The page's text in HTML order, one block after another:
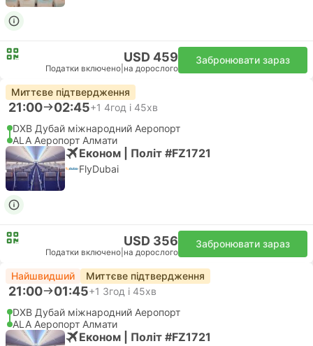
USD 459
Податки включено на дорослого
Забронювати зараз
Миттєве підтвердження
21:00 02:45+1 4год і 45хв
DXB Дубай міжнародний Аеропорт
ALA Аеропорт Алмати
Економ | Політ #FZ1721
FlyDubai
USD 356
Податки включено на дорослого
Забронювати зараз
Найшвидший Миттєве підтвердження
21:00 01:45+1 3год і 45хв
DXB Дубай міжнародний Аеропорт
ALA Аеропорт Алмати
Економ | Політ #FZ1721